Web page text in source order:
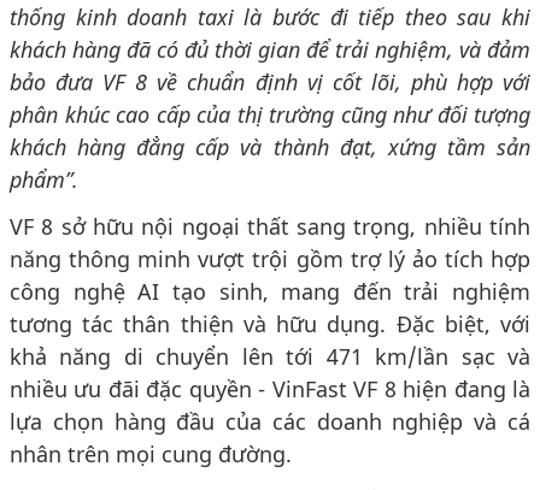
thống kinh doanh taxi là bước đi tiếp theo sau khi
khách hàng đã có đủ thời gian để trải nghiệm, và đảm
bảo đưa VF 8 về chuẩn định vị cốt lõi, phù hợp với
phân khúc cao cấp của thị trường cũng như đối tượng
khách hàng đẳng cấp và thành đạt, xứng tầm sản
phẩm”.
VF 8 sở hữu nội ngoại thất sang trọng, nhiều tính
năng thông minh vượt trội gồm trợ lý ảo tích hợp
công nghệ AI tạo sinh, mang đến trải nghiệm
tương tác thân thiện và hữu dụng. Đặc biệt, với
khả năng di chuyển lên tới 471 km/lần sạc và
nhiều ưu đãi đặc quyền - VinFast VF 8 hiện đang là
lựa chọn hàng đầu của các doanh nghiệp và cá
nhân trên mọi cung đường.